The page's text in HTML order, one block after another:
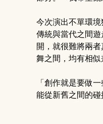
今次演出不單環
傳統與當代之間
開，就很難將兩
舞之間，均有相似
「創作就是要做
能從新舊之間的碰